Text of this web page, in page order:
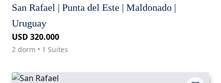
San Rafael | Punta del Este | Maldonado |
Uruguay
USD 320.000
2 dorm • 1 Suites